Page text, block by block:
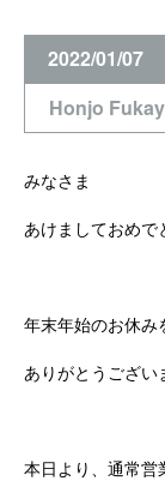
2022/01/07
Honjo
みなさま
あけましておめで
年末年始のお休み
ありがとうござい
本日より、通常営